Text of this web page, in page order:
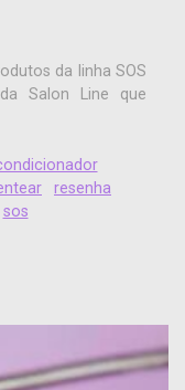
da linha SOS
Salon Line que
resenha
sos